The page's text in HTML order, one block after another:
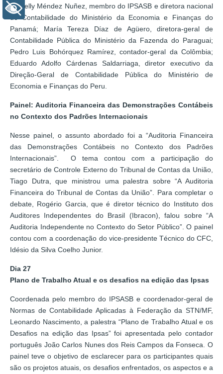
Aracelly Méndez Nuñez, membro do IPSASB e diretora nacional
de Contabilidade do Ministério da Economia e Finanças do
Panamá; María Tereza Díaz de Agüero, diretora-geral de
Contabilidade Pública do Ministério da Fazenda do Paraguai;
Pedro Luis Bohórquez Ramírez, contador-geral da Colômbia;
Eduardo Adolfo Cárdenas Saldarriaga, diretor executivo da
Direção-Geral de Contabilidade Pública do Ministério de
Economia e Finanças do Peru.
Painel: Auditoria Financeira das Demonstrações Contábeis
no Contexto dos Padrões Internacionais
Nesse painel, o assunto abordado foi a “Auditoria Financeira
das Demonstrações Contábeis no Contexto dos Padrões
Internacionais”. O tema contou com a participação do
secretário de Controle Externo do Tribunal de Contas da União,
Tiago Dutra, que ministrou uma palestra sobre “A Auditoria
Financeira do Tribunal de Contas da União”. Para completar o
debate, Rogério Garcia, que é diretor técnico do Instituto dos
Auditores Independentes do Brasil (Ibracon), falou sobre “A
Auditoria Independente no Contexto do Setor Público”. O painel
contou com a coordenação do vice-presidente Técnico do CFC,
Idésio da Silva Coelho Junior.
Dia 27
Plano de Trabalho Atual e os desafios na edição das Ipsas
Coordenada pelo membro do IPSASB e coordenador-geral de
Normas de Contabilidade Aplicadas à Federação da STN/MF,
Leonardo Nascimento, a palestra “Plano de Trabalho Atual e os
Desafios na edição das Ipsas” foi apresentada pelo contador
português João Carlos Nunes dos Reis Campos da Fonseca. O
painel teve o objetivo de esclarecer para os participantes quais
são os projetos atuais, os desafios enfrentados, os aspectos e a
+ Acessibilidade